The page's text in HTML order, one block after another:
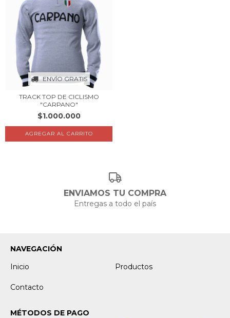
ENVÍO GRATIS
TRACK TOP DE CICLISMO
"CARPANO"
$1.000.000
AGREGAR AL CARRITO
ENVIAMOS TU COMPRA
Entregas a todo el país
NAVEGACIÓN
Inicio
Productos
Contacto
MÉTODOS DE PAGO